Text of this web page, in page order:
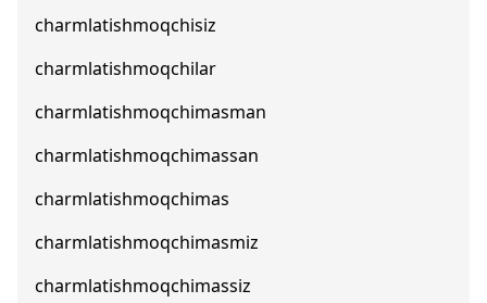
charmlatishmoqchisiz
charmlatishmoqchilar
charmlatishmoqchimasman
charmlatishmoqchimassan
charmlatishmoqchimas
charmlatishmoqchimasmiz
charmlatishmoqchimassiz